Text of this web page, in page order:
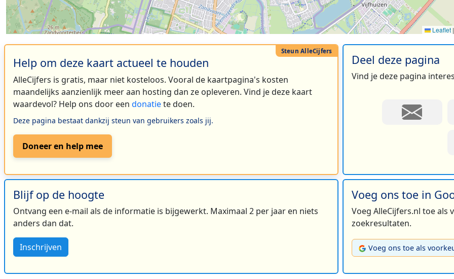
Leaflet |
Help om deze kaart actueel te houden
AlleCijfers is gratis, maar niet kosteloos. Vooral de kaartpagina's kosten
maandelijks aanzienlijk meer aan hosting dan ze opleveren. Vind je deze kaart
waardevol? Help ons door een donatiete doen.
Deze pagina bestaat dankzij steun van gebruikers zoals jij.
Doneer en help mee
Deel deze pagina
Vind je deze pagina
Blijf op de hoogte
Ontvang een e-mail als de informatie is bijgewerkt. Maximaal 2 per jaar en niets
anders dan dat.
Inschrijven
Voeg ons toe in
Voeg AlleCijfers.nl toe
zoekresultaten.
Voeg ons toe als